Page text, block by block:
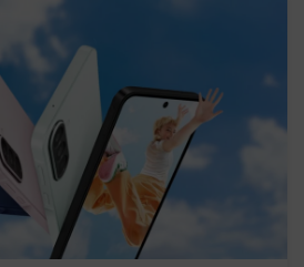
Použití omezených údajů k výběru
Vždy aktivní
údajů z jiných zdrojů
zařízení, Identifikace
přenášených
a zjišťování
chyb, Poskytování a
Vždy aktivní